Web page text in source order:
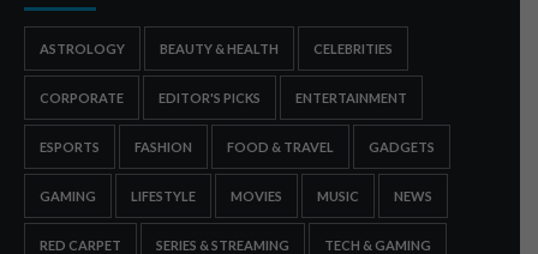
ASTROLOGY BEAUTY & HEALTH CELEBRITIES
CORPORATE EDITOR'S PICKS ENTERTAINMENT
ESPORTS FASHION FOOD & TRAVEL GADGETS
GAMING LIFESTYLE MOVIES MUSIC NEWS
RED CARPET SERIES & STREAMING TECH & GAMING